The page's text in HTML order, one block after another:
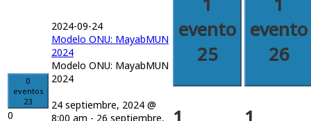
0
eventos
23
0
2024-09-24
Modelo ONU: MayabMUN
2024
Modelo ONU: MayabMUN
2024
24 septiembre, 2024 @
8:00 am - 26 septiembre,
evento
25
evento
26